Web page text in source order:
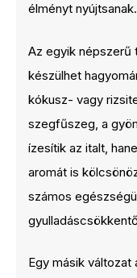
élményt nyújtsanak.
Az egyik népszerű
készülhet
kókusz- vagy
szegfűszeg, a
ízesítik az italt,
aromát is
számos
Egy másik változat